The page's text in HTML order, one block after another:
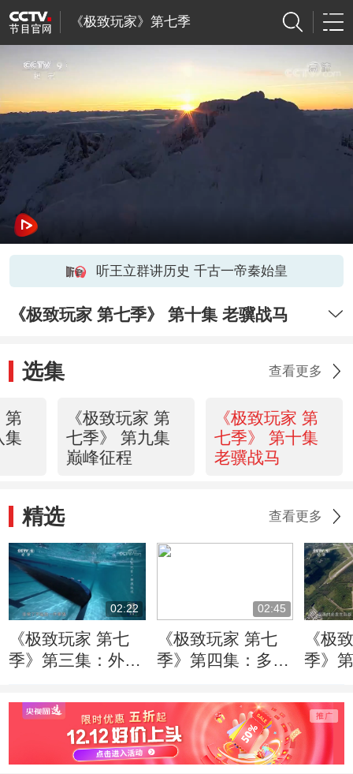
《极致玩家》第七季
听王立群讲历史 千古一帝秦始皇
《极致玩家 第七季》 第十集 老骥战马
选集 查看更多
第
集
《极致玩家 第
七季》 第九集
巅峰征程
《极致玩家 第
七季》 第十集
老骥战马
精选 查看更多
02:22
《极致玩家 第七
季》第三集：外企
水事业
02:45
《极致玩家 第七
季》第四集：多年
身伤病
《极
季》
翼装
望新